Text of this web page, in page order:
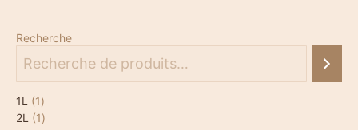
Recherche
1L 11
p
2L 11